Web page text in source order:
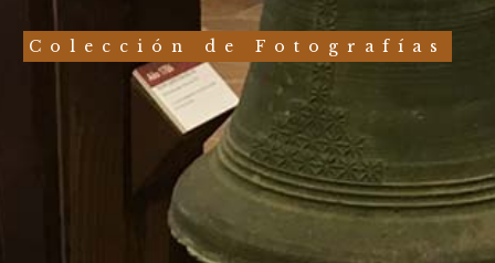
Colección de Fotografías